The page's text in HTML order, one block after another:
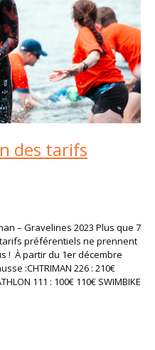
des tarifs
– Gravelines 2023 Plus que 7
préférentiels ne prennent
! À partir du 1er décembre
:CHTRIMAN 226 : 210€
111 : 100€ 110€ SWIMBIKE